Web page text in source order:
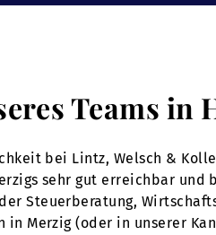
Teams in
bei Lintz, Welsch &
sehr gut erreichbar
Steuerberatung,
Merzig (oder in unserer